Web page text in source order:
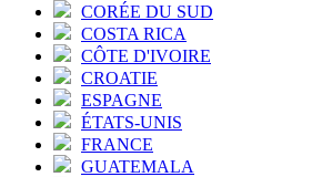
CORÉE DU SUD
COSTA RICA
CÔTE D'IVOIRE
CROATIE
ESPAGNE
ÉTATS-UNIS
FRANCE
GUATEMALA